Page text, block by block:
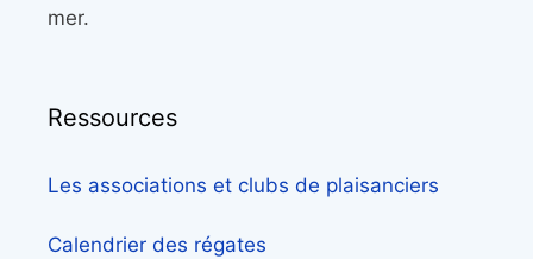
mer.
Ressources
Les associations et clubs de plaisanciers
Calendrier des régates